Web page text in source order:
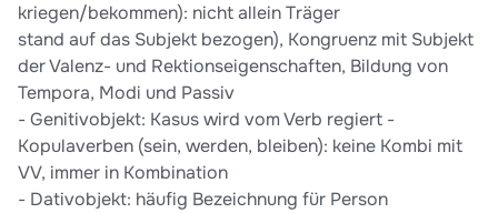
kriegen/bekommen): nicht allein Träger
stand auf das Subjekt bezogen), Kongruenz mit Subjekt
der Valenz- und Rektionseigenschaften, Bildung von
Tempora, Modi und Passiv
- Genitivobjekt: Kasus wird vom Verb regiert -
Kopulaverben (sein, werden, bleiben): keine Kombi mit
VV, immer in Kombination
- Dativobjekt: häufig Bezeichnung für Person